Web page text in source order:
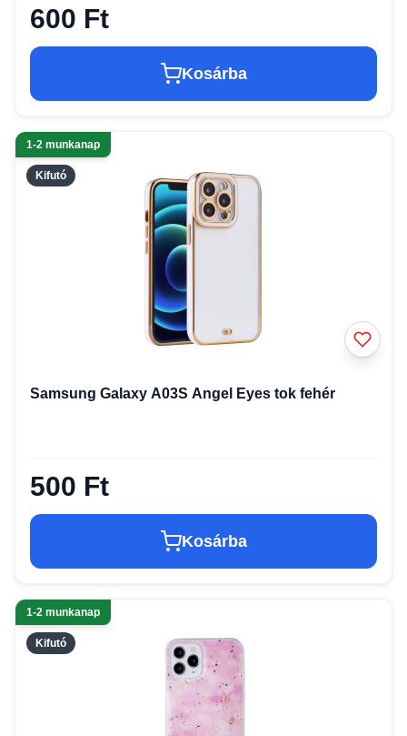
600 Ft
Kosárba
Kifutó
1-2 munkanap
Samsung Galaxy A03S Angel Eyes tok fehér
500 Ft
Kosárba
Kifutó
1-2 munkanap